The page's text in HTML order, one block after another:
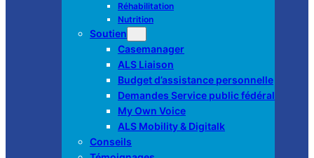
Réhabilitation
Nutrition
Soutien
Casemanager
ALS Liaison
Budget d’assistance personnelle
Demandes Service public fédéral
My Own Voice
ALS Mobility & Digitalk
Conseils